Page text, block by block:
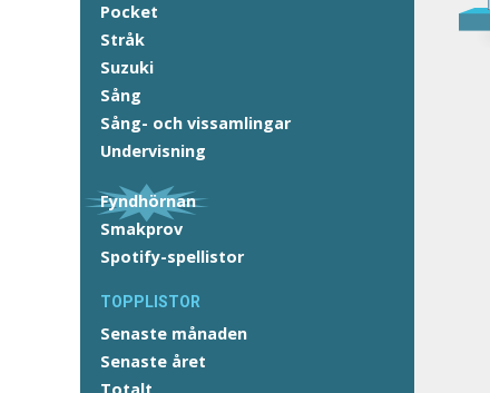
Pocket
Stråk
Suzuki
Sång
Sång- och vissamlingar
Undervisning
Fyndhörnan
Smakprov
Spotify-spellistor
TOPPLISTOR
Senaste månaden
Senaste året